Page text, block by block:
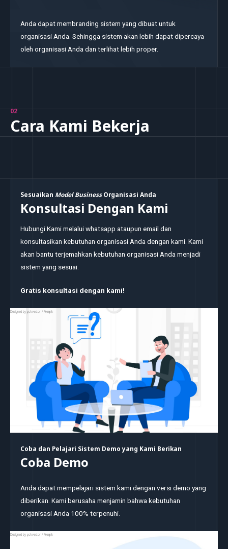
Anda dapat membranding sistem yang dibuat untuk
organisasi Anda. Sehingga sistem akan lebih dapat dipercaya
oleh organisasi Anda dan terlihat lebih proper.
02
Cara Kami Bekerja
Sesuaikan Model BusinessOrganisasi Anda
Konsultasi Dengan Kami
Hubungi Kami melalui whatsapp ataupun email dan
konsultasikan kebutuhan organisasi Anda dengan kami. Kami
akan bantu terjemahkan kebutuhan organisasi Anda menjadi
sistem yang sesuai.
Gratis konsultasi dengan kami!
Designed by pch.vector / Freepik
Designed by pch.vector / Freepik
Coba dan Pelajari Sistem Demo yang Kami Berikan
Coba Demo
Anda dapat mempelajari sistem kami dengan versi demo yang
diberikan. Kami berusaha menjamin bahwa kebutuhan
organisasi Anda 100% terpenuhi.